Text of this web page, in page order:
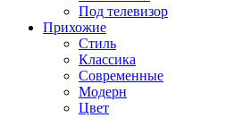
Под телевизор
Прихожие
Стиль
Классика
Современные
Модерн
Цвет